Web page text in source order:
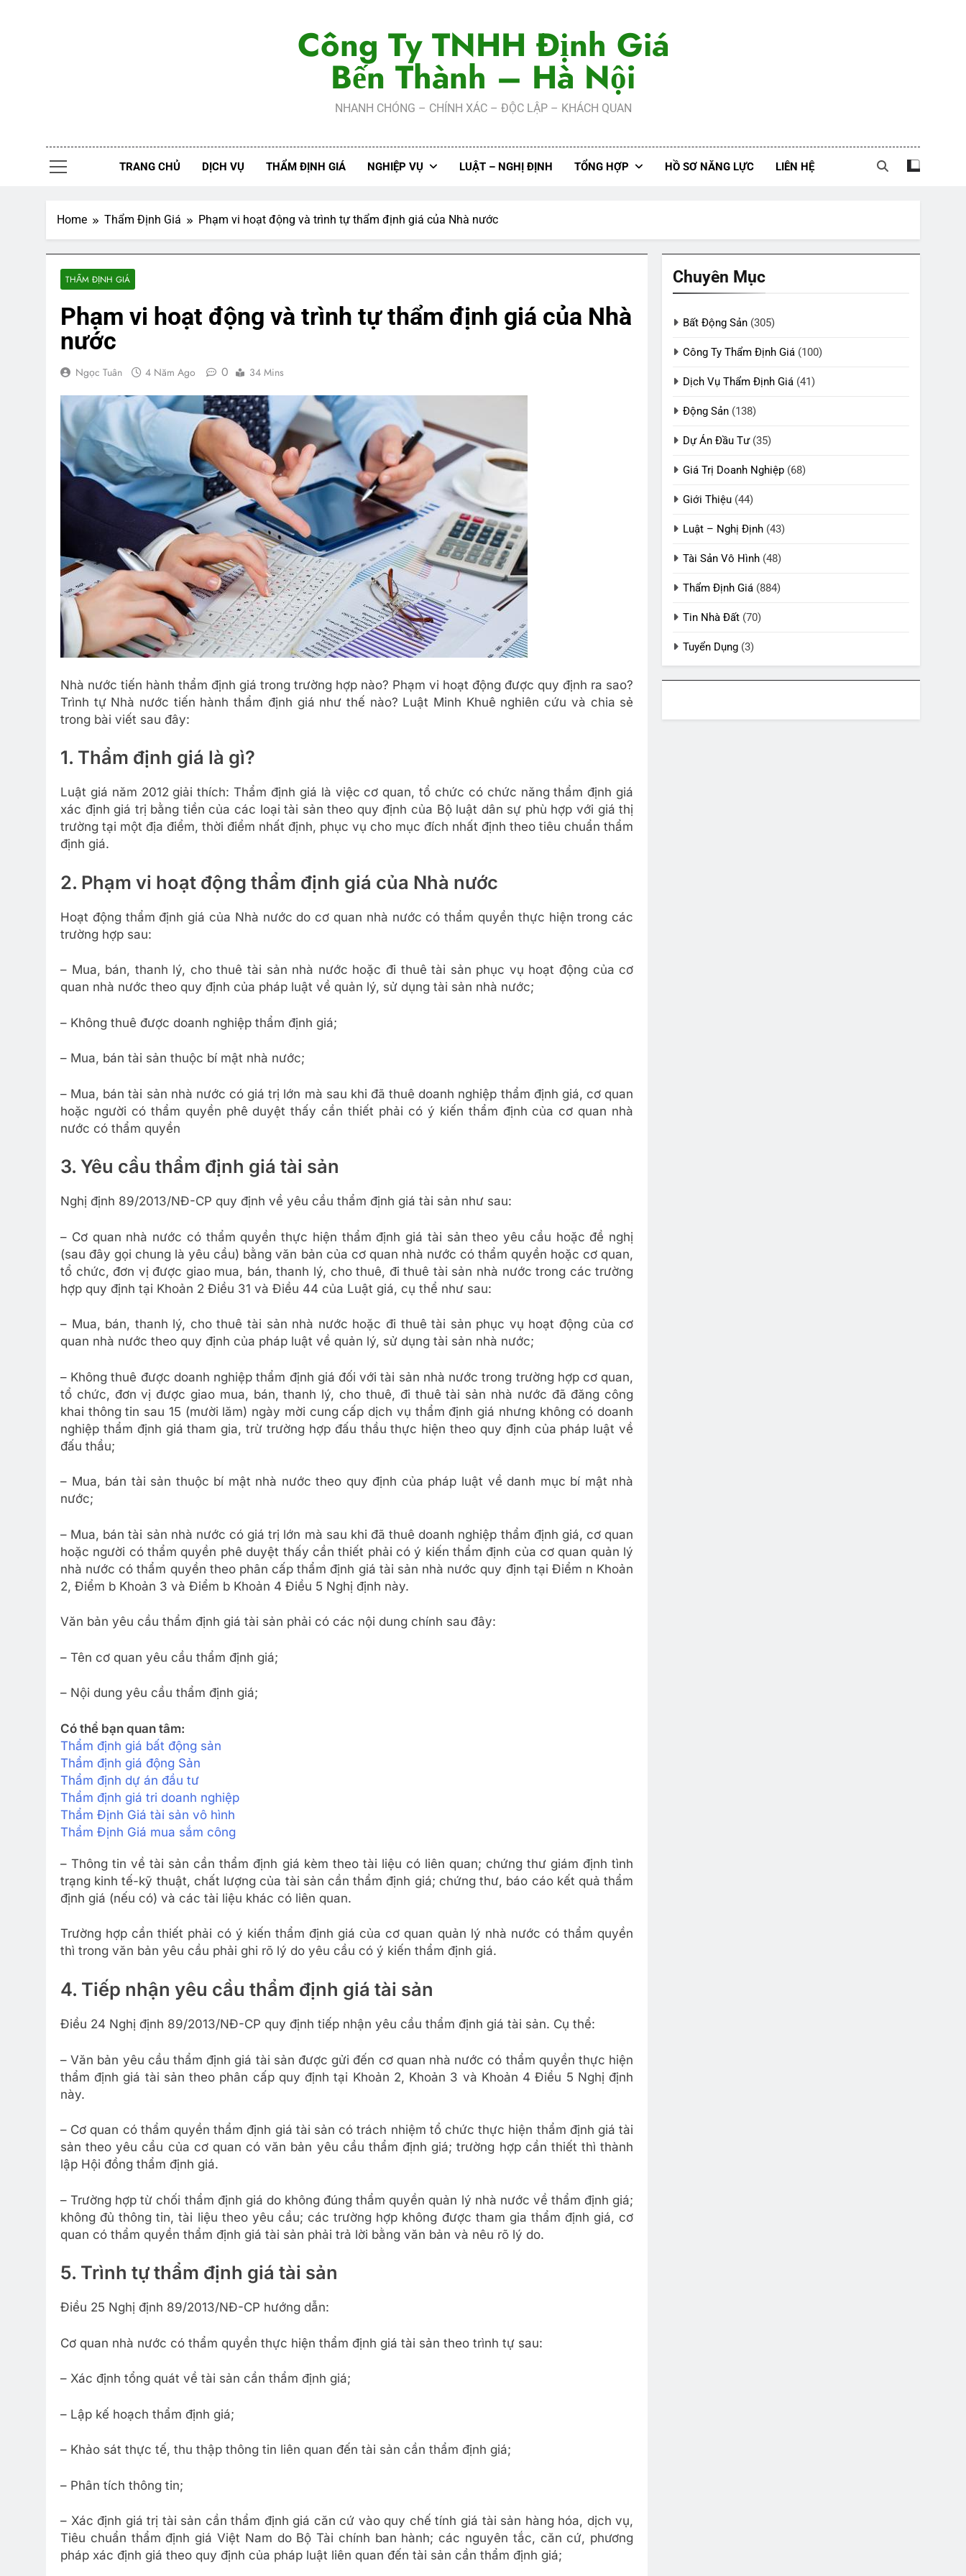
Công Ty TNHH Định Giá
Bến Thành – Hà Nội
NHANH CHÓNG – CHÍNH XÁC – ĐỘC LẬP – KHÁCH QUAN
TRANG CHỦ DỊCH VỤ THẨM ĐỊNH GIÁ NGHIỆP VỤ LUẬT – NGHỊ ĐỊNH TỔNG HỢP HỒ SƠ NĂNG LỰC LIÊN HỆ
Home Thẩm Định Giá Phạm vi hoạt động và trình tự thẩm định giá của Nhà nước
THẨM ĐỊNH GIÁ
Phạm vi hoạt động và trình tự thẩm định giá của Nhà
nước
Ngọc Tuân 4 Năm Ago 0 34 Mins
Nhà nước tiến hành thẩm định giá trong trường hợp nào? Phạm vi hoạt động được quy định ra sao?
Trình tự Nhà nước tiến hành thẩm định giá như thế nào? Luật Minh Khuê nghiên cứu và chia sẻ
trong bài viết sau đây:
1. Thẩm định giá là gì?
Luật giá năm 2012 giải thích: Thẩm định giá là việc cơ quan, tổ chức có chức năng thẩm định giá
xác định giá trị bằng tiền của các loại tài sản theo quy định của Bộ luật dân sự phù hợp với giá thị
trường tại một địa điểm, thời điểm nhất định, phục vụ cho mục đích nhất định theo tiêu chuẩn thẩm
định giá.
2. Phạm vi hoạt động thẩm định giá của Nhà nước
Hoạt động thẩm định giá của Nhà nước do cơ quan nhà nước có thẩm quyền thực hiện trong các
trường hợp sau:
– Mua, bán, thanh lý, cho thuê tài sản nhà nước hoặc đi thuê tài sản phục vụ hoạt động của cơ
quan nhà nước theo quy định của pháp luật về quản lý, sử dụng tài sản nhà nước;
– Không thuê được doanh nghiệp thẩm định giá;
– Mua, bán tài sản thuộc bí mật nhà nước;
– Mua, bán tài sản nhà nước có giá trị lớn mà sau khi đã thuê doanh nghiệp thẩm định giá, cơ quan
hoặc người có thẩm quyền phê duyệt thấy cần thiết phải có ý kiến thẩm định của cơ quan nhà
nước có thẩm quyền
3. Yêu cầu thẩm định giá tài sản
Nghị định 89/2013/NĐ-CP quy định về yêu cầu thẩm định giá tài sản như sau:
– Cơ quan nhà nước có thẩm quyền thực hiện thẩm định giá tài sản theo yêu cầu hoặc đề nghị
(sau đây gọi chung là yêu cầu) bằng văn bản của cơ quan nhà nước có thẩm quyền hoặc cơ quan,
tổ chức, đơn vị được giao mua, bán, thanh lý, cho thuê, đi thuê tài sản nhà nước trong các trường
hợp quy định tại Khoản 2 Điều 31 và Điều 44 của Luật giá, cụ thể như sau:
– Mua, bán, thanh lý, cho thuê tài sản nhà nước hoặc đi thuê tài sản phục vụ hoạt động của cơ
quan nhà nước theo quy định của pháp luật về quản lý, sử dụng tài sản nhà nước;
– Không thuê được doanh nghiệp thẩm định giá đối với tài sản nhà nước trong trường hợp cơ quan,
tổ chức, đơn vị được giao mua, bán, thanh lý, cho thuê, đi thuê tài sản nhà nước đã đăng công
khai thông tin sau 15 (mười lăm) ngày mời cung cấp dịch vụ thẩm định giá nhưng không có doanh
nghiệp thẩm định giá tham gia, trừ trường hợp đấu thầu thực hiện theo quy định của pháp luật về
đấu thầu;
– Mua, bán tài sản thuộc bí mật nhà nước theo quy định của pháp luật về danh mục bí mật nhà
nước;
– Mua, bán tài sản nhà nước có giá trị lớn mà sau khi đã thuê doanh nghiệp thẩm định giá, cơ quan
hoặc người có thẩm quyền phê duyệt thấy cần thiết phải có ý kiến thẩm định của cơ quan quản lý
nhà nước có thẩm quyền theo phân cấp thẩm định giá tài sản nhà nước quy định tại Điểm n Khoản
2, Điểm b Khoản 3 và Điểm b Khoản 4 Điều 5 Nghị định này.
Văn bản yêu cầu thẩm định giá tài sản phải có các nội dung chính sau đây:
– Tên cơ quan yêu cầu thẩm định giá;
– Nội dung yêu cầu thẩm định giá;
Có thể bạn quan tâm:
Thẩm định giá bất động sản
Thẩm định giá động Sản
Thẩm định dự án đầu tư
Thẩm định giá tri doanh nghiệp
Thẩm Định Giá tài sản vô hình
Thẩm Định Giá mua sắm công
– Thông tin về tài sản cần thẩm định giá kèm theo tài liệu có liên quan; chứng thư giám định tình
trạng kinh tế-kỹ thuật, chất lượng của tài sản cần thẩm định giá; chứng thư, báo cáo kết quả thẩm
định giá (nếu có) và các tài liệu khác có liên quan.
Trường hợp cần thiết phải có ý kiến thẩm định giá của cơ quan quản lý nhà nước có thẩm quyền
thì trong văn bản yêu cầu phải ghi rõ lý do yêu cầu có ý kiến thẩm định giá.
4. Tiếp nhận yêu cầu thẩm định giá tài sản
Điều 24 Nghị định 89/2013/NĐ-CP quy định tiếp nhận yêu cầu thẩm định giá tài sản. Cụ thể:
– Văn bản yêu cầu thẩm định giá tài sản được gửi đến cơ quan nhà nước có thẩm quyền thực hiện
thẩm định giá tài sản theo phân cấp quy định tại Khoản 2, Khoản 3 và Khoản 4 Điều 5 Nghị định
này.
– Cơ quan có thẩm quyền thẩm định giá tài sản có trách nhiệm tổ chức thực hiện thẩm định giá tài
sản theo yêu cầu của cơ quan có văn bản yêu cầu thẩm định giá; trường hợp cần thiết thì thành
lập Hội đồng thẩm định giá.
– Trường hợp từ chối thẩm định giá do không đúng thẩm quyền quản lý nhà nước về thẩm định giá;
không đủ thông tin, tài liệu theo yêu cầu; các trường hợp không được tham gia thẩm định giá, cơ
quan có thẩm quyền thẩm định giá tài sản phải trả lời bằng văn bản và nêu rõ lý do.
5. Trình tự thẩm định giá tài sản
Điều 25 Nghị định 89/2013/NĐ-CP hướng dẫn:
Cơ quan nhà nước có thẩm quyền thực hiện thẩm định giá tài sản theo trình tự sau:
– Xác định tổng quát về tài sản cần thẩm định giá;
– Lập kế hoạch thẩm định giá;
– Khảo sát thực tế, thu thập thông tin liên quan đến tài sản cần thẩm định giá;
– Phân tích thông tin;
– Xác định giá trị tài sản cần thẩm định giá căn cứ vào quy chế tính giá tài sản hàng hóa, dịch vụ,
Tiêu chuẩn thẩm định giá Việt Nam do Bộ Tài chính ban hành; các nguyên tắc, căn cứ, phương
pháp xác định giá theo quy định của pháp luật liên quan đến tài sản cần thẩm định giá;
Chuyên Mục
Bất Động Sản (305)
Công Ty Thẩm Định Giá (100)
Dịch Vụ Thẩm Định Giá (41)
Động Sản (138)
Dự Án Đầu Tư(35)
Giá Trị Doanh Nghiệp (68)
Giới Thiệu (44)
Luật – Nghị Định (43)
Tài Sản Vô Hình (48)
Thẩm Định Giá (884)
Tin Nhà Đất (70)
Tuyển Dụng (3)